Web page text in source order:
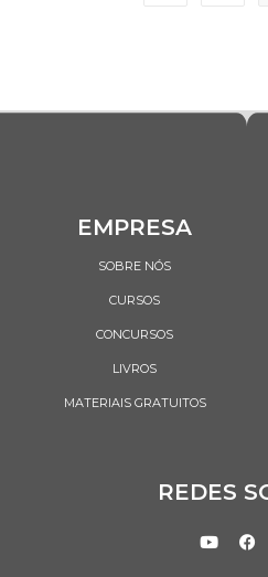
EMPRESA
SOBRE NÓS
CURSOS
CONCURSOS
LIVROS
MATERIAIS GRATUITOS
REDES